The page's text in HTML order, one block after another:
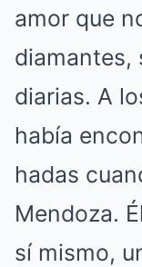
amor que
diamantes,
diarias. A
había
hadas
Mendoza.
sí mismo,